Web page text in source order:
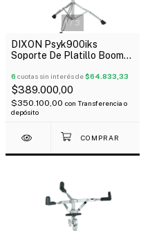
1/3
DIXON Psyk900iks
Soporte De Platillo Boom
6 cuotas sin interés de$64.833,33
$389.000,00
$350.100,00 con Transferencia o
depósito